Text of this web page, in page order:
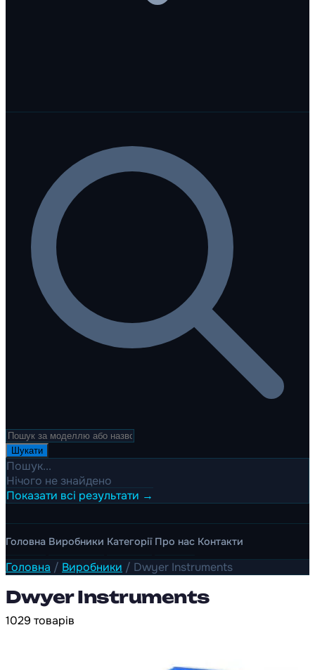
Шукати
Пошук...
Нічого не знайдено
Показати всі результати →
Головна Виробники Категорії Про нас Контакти
Головна / Виробники / Dwyer Instruments
Dwyer Instruments
1029 товарів